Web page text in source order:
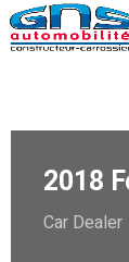
2018
Car Dealer